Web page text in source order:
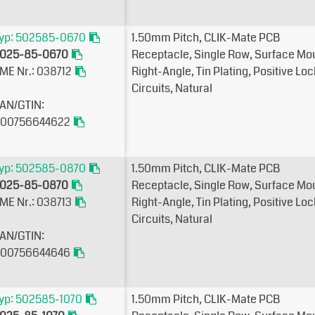
502585-0670
85-0670
Nr.: 038712
GTIN:
1.50mm Pitch, CLIK-Mate PCB
Receptacle, Single Row, Surface
Right-Angle, Tin Plating, Positive
Circuits, Natural
502585-0870
85-0870
Nr.: 038713
GTIN:
1.50mm Pitch, CLIK-Mate PCB
Receptacle, Single Row, Surface
Right-Angle, Tin Plating, Positive
Circuits, Natural
502585-1070
1.50mm Pitch, CLIK-Mate PCB